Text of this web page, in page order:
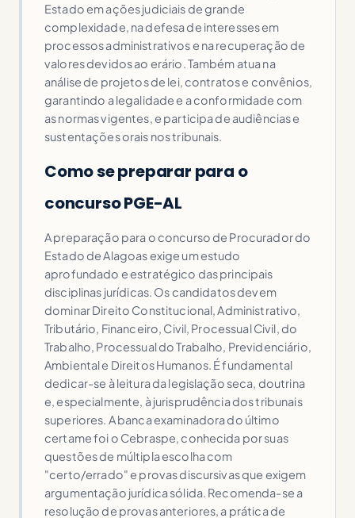
Estado em ações judiciais de grande
complexidade, na defesa de interesses em
processos administrativos e na recuperação de
valores devidos ao erário. Também atua na
análise de projetos de lei, contratos e convênios,
garantindo a legalidade e a conformidade com
as normas vigentes, e participa de audiências e
sustentações orais nos tribunais.
Como se preparar para o
concurso PGE-AL
A preparação para o concurso de Procurador do
Estado de Alagoas exige um estudo
aprofundado e estratégico das principais
disciplinas jurídicas. Os candidatos devem
dominar Direito Constitucional, Administrativo,
Tributário, Financeiro, Civil, Processual Civil, do
Trabalho, Processual do Trabalho, Previdenciário,
Ambiental e Direitos Humanos. É fundamental
dedicar-se à leitura da legislação seca, doutrina
e, especialmente, à jurisprudência dos tribunais
superiores. A banca examinadora do último
certame foi o Cebraspe, conhecida por suas
questões de múltipla escolha com
"certo/errado" e provas discursivas que exigem
argumentação jurídica sólida. Recomenda-se a
resolução de provas anteriores, a prática de